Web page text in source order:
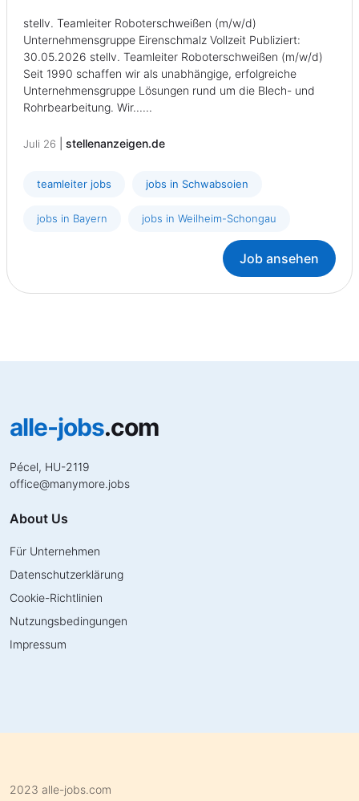
stellv. Teamleiter Roboterschweißen (m/w/d)
Unternehmensgruppe Eirenschmalz Vollzeit Publiziert:
30.05.2026 stellv. Teamleiter Roboterschweißen (m/w/d)
Seit 1990 schaffen wir als unabhängige, erfolgreiche
Unternehmensgruppe Lösungen rund um die Blech- und
Rohrbearbeitung. Wir......
Juli 26 stellenanzeigen.de
teamleiter jobs jobs in Schwabsoien
jobs in Bayern jobs in Weilheim-Schongau
Job ansehen
alle-jobs.com
Pécel, HU-2119
office@manymore.jobs
About Us
Für Unternehmen
Datenschutzerklärung
Cookie-Richtlinien
Nutzungsbedingungen
Impressum
2023 alle-jobs.com